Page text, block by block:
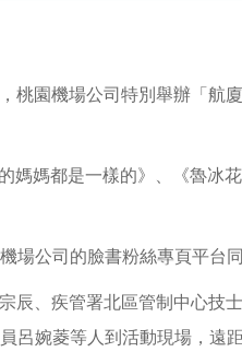
桃園機場公司特別舉辦「航
媽媽都是一樣的》、《魯冰
公司的臉書粉絲專頁平台同
辰、疾管署北區管制中心技
呂婉菱等人到活動現場，遠